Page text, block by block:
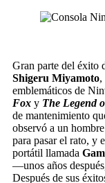
Gran parte del éxito
Shigeru Miyamoto,
emblemáticos de
Fox y The Legend
de mantenimiento
observó a un
para pasar el rato, y
portátil llamada
—unos años
Después de sus